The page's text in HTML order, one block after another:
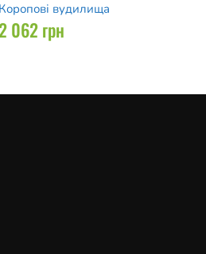
Коропові вудилища
2 062грн